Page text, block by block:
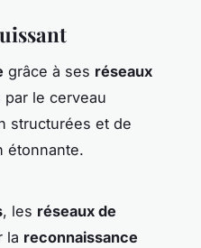
grâce à ses réseaux
par le cerveau
structurées et de
étonnante.
, les réseaux de
la reconnaissance